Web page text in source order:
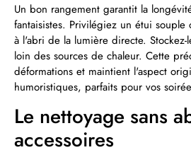
Un bon rangement garantit la
fantaisistes. Privilégiez un étui
à l'abri de la lumière directe.
loin des sources de chaleur. Cette
déformations et maintient l'aspect
humoristiques, parfaits pour vos
Le nettoyage sans
accessoires